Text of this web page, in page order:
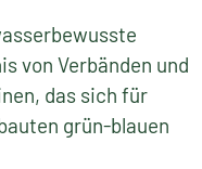
von Verbänden und
das sich für
grün-blauen